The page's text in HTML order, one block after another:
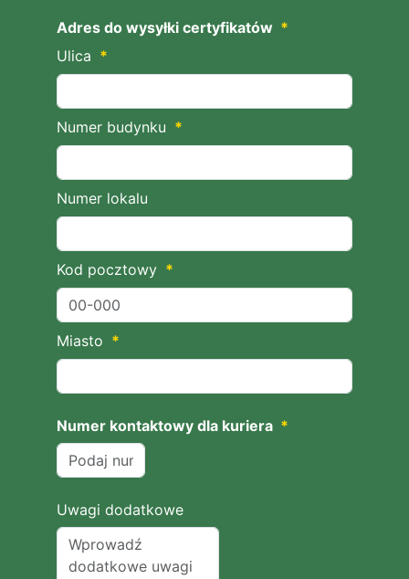
Adres do wysyłki certyfikatów *
Ulica *
Numer budynku *
Numer lokalu
Kod pocztowy *
Miasto *
Numer kontaktowy dla kuriera *
Uwagi dodatkowe